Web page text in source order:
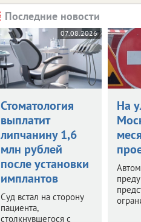
Последние новости
07.08.2026
Стоматология
выплатит
липчанину 1,6
млн рублей
после установки
имплантов
Суд встал на сторону
пациента,
столкнувшегося с
На